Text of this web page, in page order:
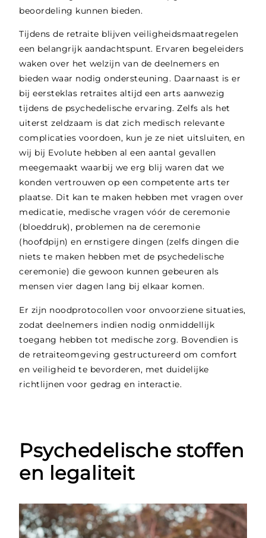
beoordeling kunnen bieden.
Tijdens de retraite blijven veiligheidsmaatregelen
een belangrijk aandachtspunt. Ervaren begeleiders
waken over het welzijn van de deelnemers en
bieden waar nodig ondersteuning. Daarnaast is er
bij eersteklas retraites altijd een arts aanwezig
tijdens de psychedelische ervaring. Zelfs als het
uiterst zeldzaam is dat zich medisch relevante
complicaties voordoen, kun je ze niet uitsluiten, en
wij bij Evolute hebben al een aantal gevallen
meegemaakt waarbij we erg blij waren dat we
konden vertrouwen op een competente arts ter
plaatse. Dit kan te maken hebben met vragen over
medicatie, medische vragen vóór de ceremonie
(bloeddruk), problemen na de ceremonie
(hoofdpijn) en ernstigere dingen (zelfs dingen die
niets te maken hebben met de psychedelische
ceremonie) die gewoon kunnen gebeuren als
mensen vier dagen lang bij elkaar komen.
Er zijn noodprotocollen voor onvoorziene situaties,
zodat deelnemers indien nodig onmiddellijk
toegang hebben tot medische zorg. Bovendien is
de retraiteomgeving gestructureerd om comfort
en veiligheid te bevorderen, met duidelijke
richtlijnen voor gedrag en interactie.
Psychedelische stoffen
en legaliteit